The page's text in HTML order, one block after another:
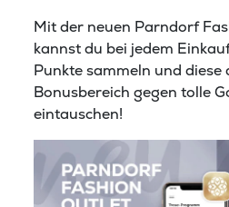
Mit der neuen Parndorf
kannst du bei jedem
Punkte sammeln und diese
Bonusbereich gegen tolle
eintauschen!